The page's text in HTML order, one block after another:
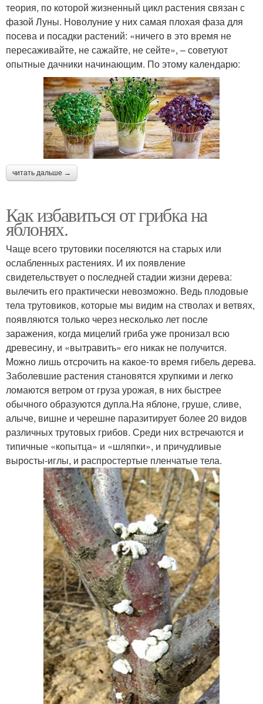
теория, по которой жизненный цикл растения связан с
фазой Луны. Новолуние у них самая плохая фаза для
посева и посадки растений: «ничего в это время не
пересаживайте, не сажайте, не сейте», – советуют
опытные дачники начинающим. По этому календарю:
читать дальше →
Как избавиться от грибка на
яблонях.
Чаще всего трутовики поселяются на старых или
ослабленных растениях. И их появление
свидетельствует о последней стадии жизни дерева:
вылечить его практически невозможно. Ведь плодовые
тела трутовиков, которые мы видим на стволах и ветвях,
появляются только через несколько лет после
заражения, когда мицелий гриба уже пронизал всю
древесину, и «вытравить» его никак не получится.
Можно лишь отсрочить на какое-то время гибель дерева.
Заболевшие растения становятся хрупкими и легко
ломаются ветром от груза урожая, в них быстрее
обычного образуются дупла.На яблоне, груше, сливе,
алыче, вишне и черешне паразитирует более 20 видов
различных трутовых грибов. Среди них встречаются и
типичные «копытца» и «шляпки», и причудливые
выросты-иглы, и распростертые пленчатые тела.